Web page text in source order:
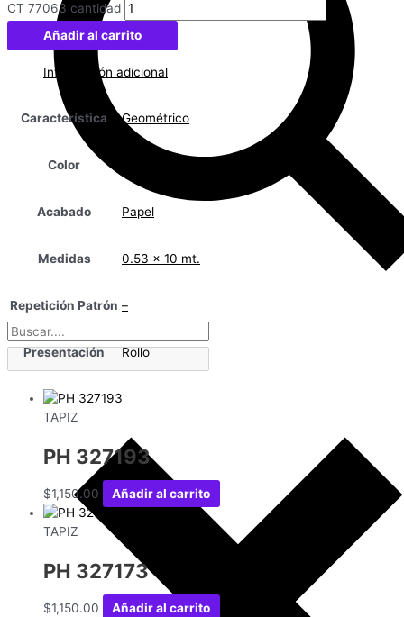
CT 77063 cantidad
Añadir al carrito
Información adicional
Característica Geométrico
Color
Acabado Papel
Medidas 0.53 x 10 mt.
Repetición Patrón –
Presentación Rollo
TAPIZ
PH 327193
$1,150.00 Añadir al carrito
TAPIZ
PH 327173
$1,150.00 Añadir al carrito